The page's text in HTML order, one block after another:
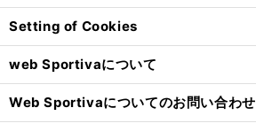
Setting of Cookies
web Sportivaについて
Web Sportivaについてのお問い合わせ